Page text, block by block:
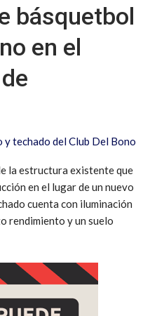
básquetbol
en el
la estructura existente que
en el lugar de un nuevo
cuenta con iluminación
rendimiento y un suelo